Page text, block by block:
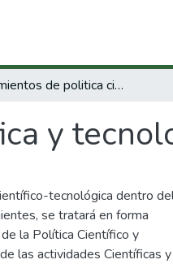
Lineamientos de politica cientifica y tecnologica
y
tecnológica dentro
se tratará en forma
la Política Científico y
las actividades Científicas y